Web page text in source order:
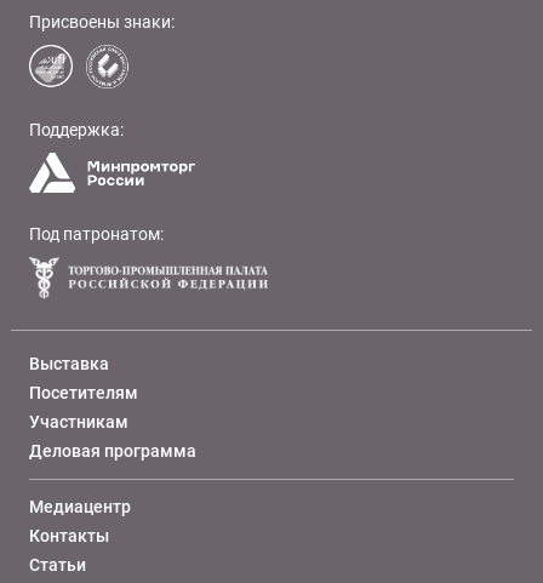
Присвоены знаки:
Поддержка:
Под патронатом:
Выставка
Посетителям
Участникам
Деловая программа
Медиацентр
Контакты
Статьи